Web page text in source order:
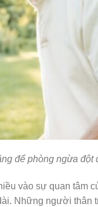
để phòng ngừa đột
vào sự quan tâm
Những người thân